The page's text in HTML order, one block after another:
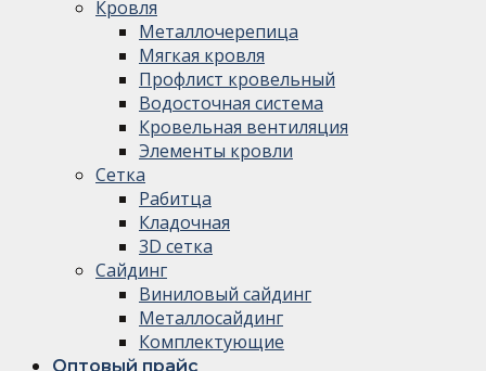
Кровля
Металлочерепица
Мягкая кровля
Профлист кровельный
Водосточная система
Кровельная вентиляция
Элементы кровли
Сетка
Рабитца
Кладочная
3D сетка
Сайдинг
Виниловый сайдинг
Металлосайдинг
Комплектующие
Оптовый прайс